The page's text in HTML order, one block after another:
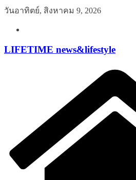
Skip
วันอาทิตย์, สิงหาคม 9, 2026
LIFETIME news&lifestyle